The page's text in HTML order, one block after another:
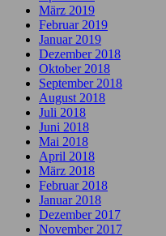
März 2019
Februar 2019
Januar 2019
Dezember 2018
Oktober 2018
September 2018
August 2018
Juli 2018
Juni 2018
Mai 2018
April 2018
März 2018
Februar 2018
Januar 2018
Dezember 2017
November 2017